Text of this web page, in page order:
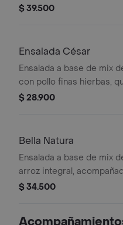
tomate chonto, huevo
Recomendada con
$ 39.500
Ensalada César
Ensalada a base de mix
con pollo finas hierbas,
parmesano, tomate,
$ 28.900
Bella Natura
Ensalada a base de mix
arroz integral,
albóndigas de berenjena
$ 34.500